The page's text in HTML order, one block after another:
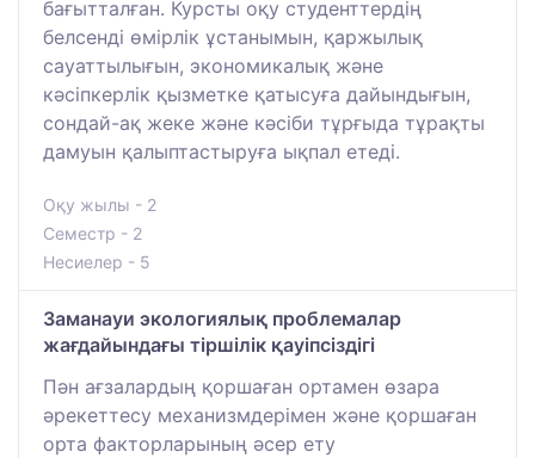
бағытталған. Курсты оқу студенттердің
белсенді өмірлік ұстанымын, қаржылық
сауаттылығын, экономикалық және
кәсіпкерлік қызметке қатысуға дайындығын,
сондай-ақ жеке және кәсіби тұрғыда тұрақты
дамуын қалыптастыруға ықпал етеді.
Оқу жылы - 2
Семестр - 2
Несиелер - 5
Заманауи экологиялық проблемалар
жағдайындағы тіршілік қауіпсіздігі
Пән ағзалардың қоршаған ортамен өзара
әрекеттесу механизмдерімен және қоршаған
орта факторларының әсер ету